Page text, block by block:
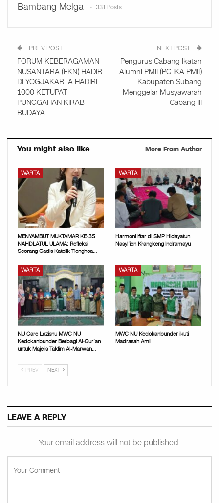
Bambang Melga 331 Posts
PREV POST
FORUM KEBERAGAMAN
NUSANTARA (FKN) HADIR
DI YOGJAKARTA HADIRI
1000 KETUPAT
PUNGGAHAN KIRAB
BUDAYA
NEXT POST
Pengurus Cabang Ikatan
Alumni PMII (PC IKA-PMII)
Kabupaten Subang
Menggelar Musyawarah
Cabang III
You might also like More From Author
WARTA
MENYAMBUT MUKTAMAR KE-35
NAHDLATUL ULAMA: Refleksi
Seorang Gadis Katolik Tionghoa…
WARTA
Harmoni Iftar di SMP Hidayatun
Nasyi’ien Krangkeng Indramayu
WARTA
NU Care Lazisnu MWC NU
Kedokanbunder Berbagi Al-Qur’an
untuk Majelis Taklim Al-Marwan…
WARTA
MWC NU Kedokanbunder ikuti
Madrasah Amil
PREV NEXT
LEAVE A REPLY
Your email address will not be published.